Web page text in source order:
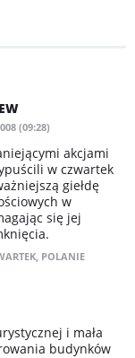
(09:28)
akcjami
w czwartek
giełdę
w
się jej
, POLANIE
i mała
budynków